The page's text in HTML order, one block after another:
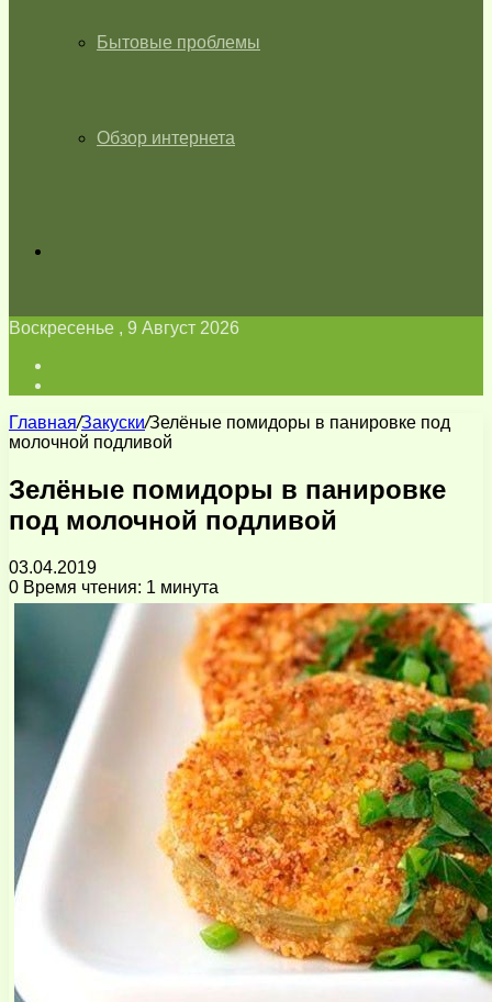
Бытовые проблемы
Обзор интернета
Воскресенье , 9 Август 2026
Главная/Закуски/Зелёные помидоры в панировке под
молочной подливой
Зелёные помидоры в панировке
под молочной подливой
03.04.2019
0 Время чтения: 1 минута